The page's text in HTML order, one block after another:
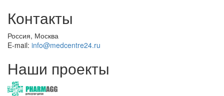
Контакты
Россия, Москва
E-mail: info@medcentre24.ru
Наши проекты